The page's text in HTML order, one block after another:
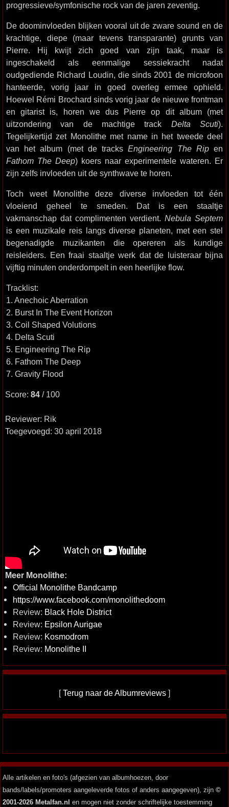
progressieve/symfonische rock van de jaren zeventig.
De doominvloeden blijken vooral uit de zware sound en de
krachtige, diepe (maar tevens transparante) grunts van
Pierre. Hij kwijt zich goed van zijn taak, maar is
ingeschakeld als eenmalige sessiekracht nadat
oudgediende Richard Loudin, die sinds 2001 de microfoon
hanteerde, vorig jaar in goed overleg ermee ophield.
Hoewel Rémi Brochard sinds vorig jaar de nieuwe frontman
en gitarist is, horen we dus Pierre op dit album (met
uitzondering van de machtige track Delta Scuti).
Tegelijkertijd zet Monolithe met name in het tweede deel
van het album (met de tracksEngineering The Ripen
Fathom The Deep) koers naar experimentele wateren. Er
zijn zelfs invloeden uit de synthwave te horen.
Toch weet Monolithe deze diverse invloeden tot één
vloeiend geheel te smeden. Dat is een staaltje
vakmanschap dat complimenten verdient. Nebula Septem
is een muzikale reis langs diverse planeten, met een stel
begenadigde muzikanten die opereren als kundige
reisleiders. Een fraai staaltje werk dat de luisteraar bijna
vijftig minuten onderdompelt in een heerlijke flow.
Tracklist:
1. Anechoic Aberration
2. Burst In The Event Horizon
3. Coil Shaped Volutions
4. Delta Scuti
5. Engineering The Rip
6. Fathom The Deep
7. Gravity Flood
Score: 84 / 100
Reviewer: Rik
Toegevoegd: 30 april 2018
Meer Monolithe:
Official Monolithe Bandcamp
https://www.facebook.com/monolithedoom
Review: Black Hole District
Review: Epsilon Aurigae
Review: Kosmodrom
Review: Monolithe II
[Terug naar de Albumreviews ]
Alle artikelen en foto's (afgezien van albumhoezen, door
bands/labels/promoters aangeleverde fotos of anders aangegeven), zijn ©
2001-2026 Metalfan.nl en mogen niet zonder schriftelijke toestemming